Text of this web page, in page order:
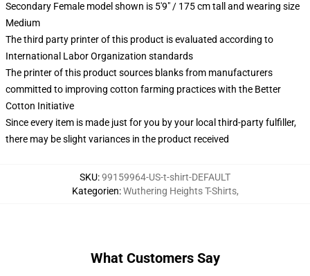
Secondary Female model shown is 5'9" / 175 cm tall and wearing size
Medium
The third party printer of this product is evaluated according to
International Labor Organization standards
The printer of this product sources blanks from manufacturers
committed to improving cotton farming practices with the Better
Cotton Initiative
Since every item is made just for you by your local third-party fulfiller,
there may be slight variances in the product received
SKU:99159964-US-t-shirt-DEFAULT
Kategorien:Wuthering Heights T-Shirts,
What Customers Say